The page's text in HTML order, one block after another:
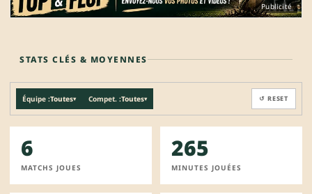
Publicité
STATS CLÉS & MOYENNES
Équipe :Toutes▾ Compet. :Toutes▾ ↺ RESET
6
MATCHS JOUES
265
MINUTES JOUÉES